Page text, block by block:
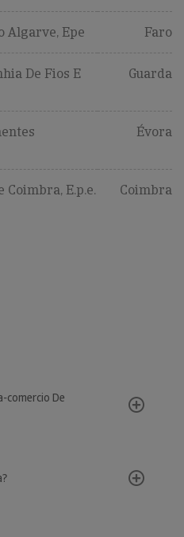
Algarve, Epe Faro
De Fios E
Guarda
Évora
Coimbra, E.p.e. Coimbra
comercio De